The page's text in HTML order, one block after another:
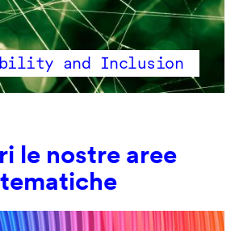
and Inclusion
le nostre aree
tematiche